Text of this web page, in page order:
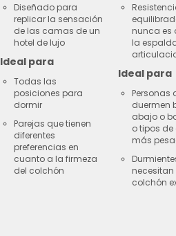
Diseñado para
replicar la sensación
de las camas de un
hotel de lujo
Ideal para
Todas las
posiciones para
dormir
Parejas que tienen
diferentes
preferencias en
cuanto a la firmeza
del colchón
nunca es
la
Ideal para
Personas
duermen
abajo o
o tipos
más
necesitan
colchón